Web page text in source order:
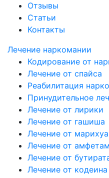
Отзывы
Статьи
Контакты
Лечение наркомании
Кодирование от
Лечение от спайса
Реабилитация
Принудительное
Лечение от лирики
Лечение от гашиша
Лечение от
Лечение от
Лечение от
Лечение от кодеина